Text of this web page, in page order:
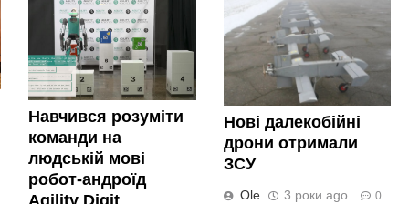
Навчився розуміти
команди на
людській мові
робот-андроїд
Нові далекобійні
дрони отримали
ЗСУ
Ole 3 роки ago 0
Новини прогресу 2026. Powered ByBlazeThemes